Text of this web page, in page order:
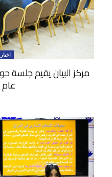
مركز البيان يقيم جلسة
عام 2003